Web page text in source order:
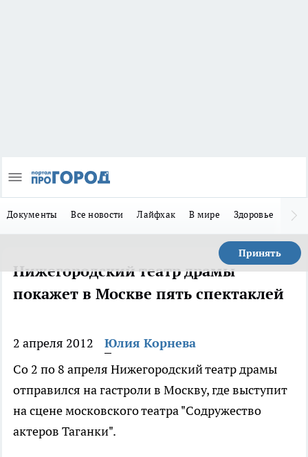
Документы Все новости Лайфхак В мире Здоровье
Принять
Нижегородский театр драмы
покажет в Москве пять спектаклей
2 апреля 2012
Юлия Корнева
Со 2 по 8 апреля Нижегородский театр драмы
отправился на гастроли в Москву, где выступит
на сцене московского театра "Содружество
актеров Таганки".